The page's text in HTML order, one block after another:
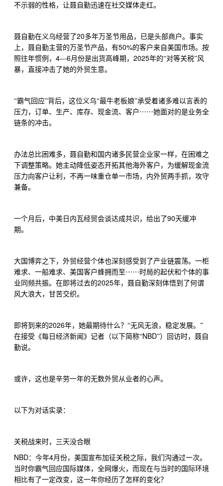
不示弱的性格，让聂自勤迅速在社交媒体走红。
聂自勤在义乌经营了20多年万圣节用品，已是头部商户。事实
上，聂自勤主营的万圣节产品，有50%的客户来自美国市场。按
照往年惯例， 4—6月份是出货高峰期， 2025年的“对等关税”风
暴，直接冲击了她的外贸生意。
“霸气回应”背后，这位义乌“最牛老板娘”承受着诸多难以言表的
压力，订单、生产、库存、现金流、客户 ⋯⋯她面对的是业务全
链条的冲击。
办法总比困难多，聂自勤和国内诸多民营企业家一样，在困难之
下调整策略。她主动降低姿态开拓其他海外客户，为缓解现金流
压力向客户让利，不再一味重仓单一市场，内外贸两手抓，攻守
兼备。
一个月后，中美日内瓦经贸会谈达成共识，给出了90天缓冲
期。
大国博弈之下，外贸经营个体也深刻感受到了产业链震荡。一柜
难求、一船难求、美国客户蜂拥而至⋯⋯ 时局的起伏和个体的事
业同频共振。在即将过去的2025年，聂自勤深刻体悟到了何谓
风大浪大，甘苦交织。
即将到来的2026年，她最期待什么？“无风无浪，稳定发展。”
在接受《每日经济新闻》记者（以下简称“NBD”）回访时，聂自
勤说。
或许，这也是辛劳一年的无数外贸从业者的心声。
以下为对话实录：
关税战来时，三天没合眼
NBD：今年4月份，美国宣布加征关税之际，我们沟通过一次。
当时你霸气回应国际媒体，全网爆火，而现在与当时的国际环境
相比有了一定改变，这一年你经历了怎样的变化？